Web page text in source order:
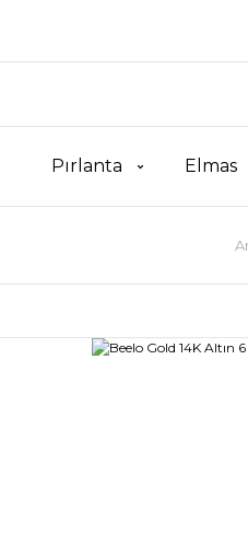
Pırlanta Elmas